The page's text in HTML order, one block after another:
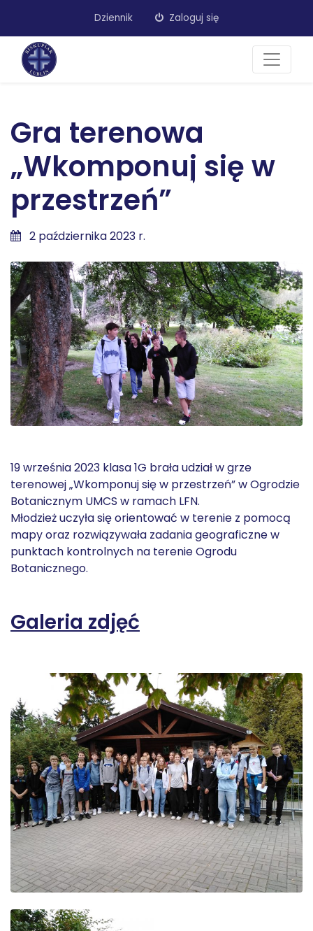
Dziennik Zaloguj się
Gra terenowa
„Wkomponuj się w
przestrzeń”
2 października 2023 r.
19 września 2023 klasa 1G brała udział w grze
terenowej „Wkomponuj się w przestrzeń” w Ogrodzie
Botanicznym UMCS w ramach LFN.
Młodzież uczyła się orientować w terenie z pomocą
mapy oraz rozwiązywała zadania geograficzne w
punktach kontrolnych na terenie Ogrodu
Botanicznego.
Galeria zdjęć